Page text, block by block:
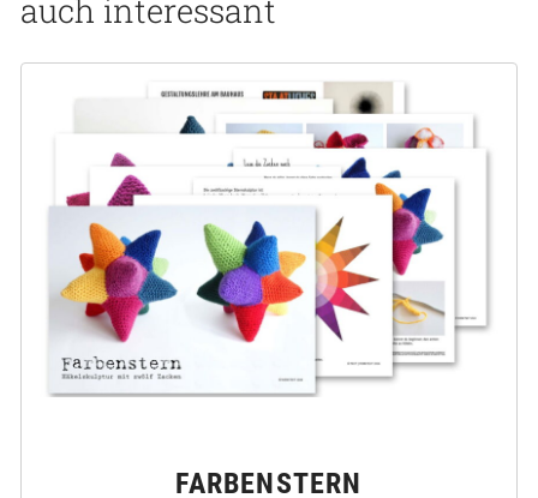
auch interessant
FARBENSTERN